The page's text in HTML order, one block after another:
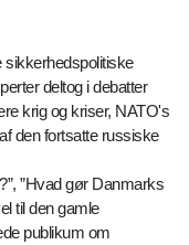
sikkerhedspolitiske
deltog i debatter
krig og kriser, NATO's
den fortsatte russiske
”Hvad gør Danmarks
til den gamle
publikum om